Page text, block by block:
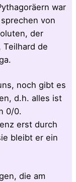
war
von
der
Teilhard de
noch gibt es
d.h. alles ist
0/0.
erst durch
bleibt er ein
die am